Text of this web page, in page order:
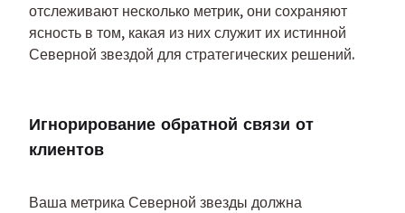
отслеживают несколько метрик, они сохраняют
ясность в том, какая из них служит их истинной
Северной звездой для стратегических решений.
Игнорирование обратной связи от
клиентов
Ваша метрика Северной звезды должна